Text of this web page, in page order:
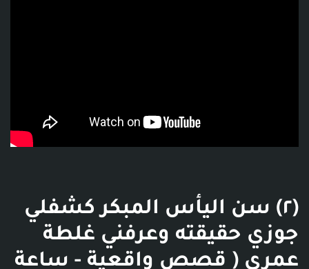
(٢) سن اليأس المبكر كشفلي
جوزي حقيقته وعرفني غلطة
عمري ( قصص واقعية - ساعة